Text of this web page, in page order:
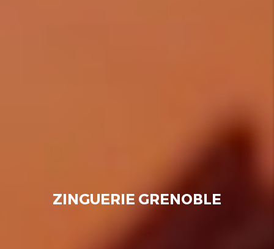
ZINGUERIE GRENOBLE